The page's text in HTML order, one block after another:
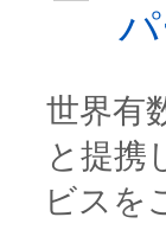
世界有
と提携
ビスを